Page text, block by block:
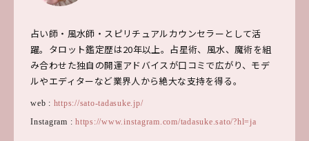
占い師・風水師・スピリチュアルカウンセラーとして活
躍。タロット鑑定歴は20年以上。占星術、風水、魔術を組
み合わせた独自の開運アドバイスが口コミで広がり、モデ
ルやエディターなど業界人から絶大な支持を得る。
web : https://sato-tadasuke.jp/
Instagram : https://www.instagram.com/tadasuke.sato/?hl=ja